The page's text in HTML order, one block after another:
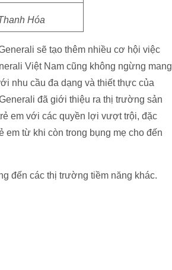
Hóa
sẽ tạo thêm nhiều cơ hội việc
Việt Nam cũng không ngừng mang
nhu cầu đa dạng và thiết thực của
đã giới thiệu ra thị trường sản
em với các quyền lợi vượt trội, đặc
em từ khi còn trong bụng mẹ cho đến
đến các thị trường tiềm năng khác.